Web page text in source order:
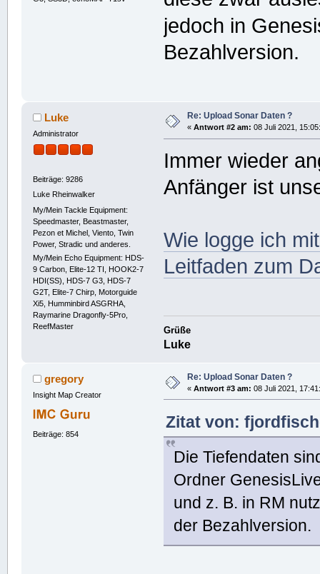
jedoch in
Bezahlversion.
Luke
Administrator
Beiträge: 9286
Luke Rheinwalker
My/Mein Tackle Equipment:
Speedmaster, Beastmaster,
Pezon et Michel, Viento, Twin
Power, Stradic und anderes.
My/Mein Echo Equipment: HDS-
9 Carbon, Elite-12 TI, HOOK2-7
HDI(SS), HDS-7 G3, HDS-7
G2T, Elite-7 Chirp, Motorguide
Xi5, Humminbird ASGRHA,
Raymarine Dragonfly-5Pro,
ReefMaster
Re: Upload Sonar Daten ?
« Antwort #2 am: 08 Juli 2021,
Immer wieder
Anfänger ist
Wie logge ich
Leitfaden zum
Grüße
Luke
gregory
Insight Map Creator
Beiträge: 854
Re: Upload Sonar Daten ?
« Antwort #3 am: 08 Juli 2021,
Zitat von:
Die Tiefendaten
Ordner
und z. B. in RM
der Bezahlversion.